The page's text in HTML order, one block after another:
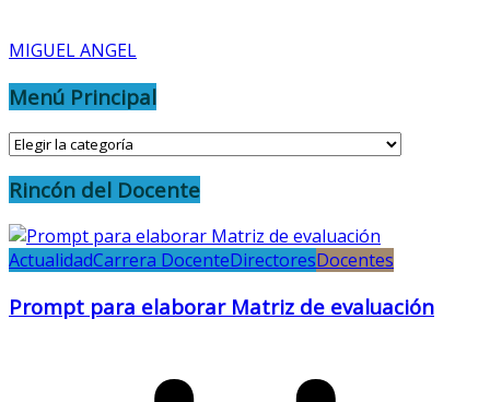
MIGUEL ANGEL
Menú Principal
Menú
Rincón del Docente
ActualidadCarrera DocenteDirectoresDocentes
Prompt para elaborar Matriz de evaluación